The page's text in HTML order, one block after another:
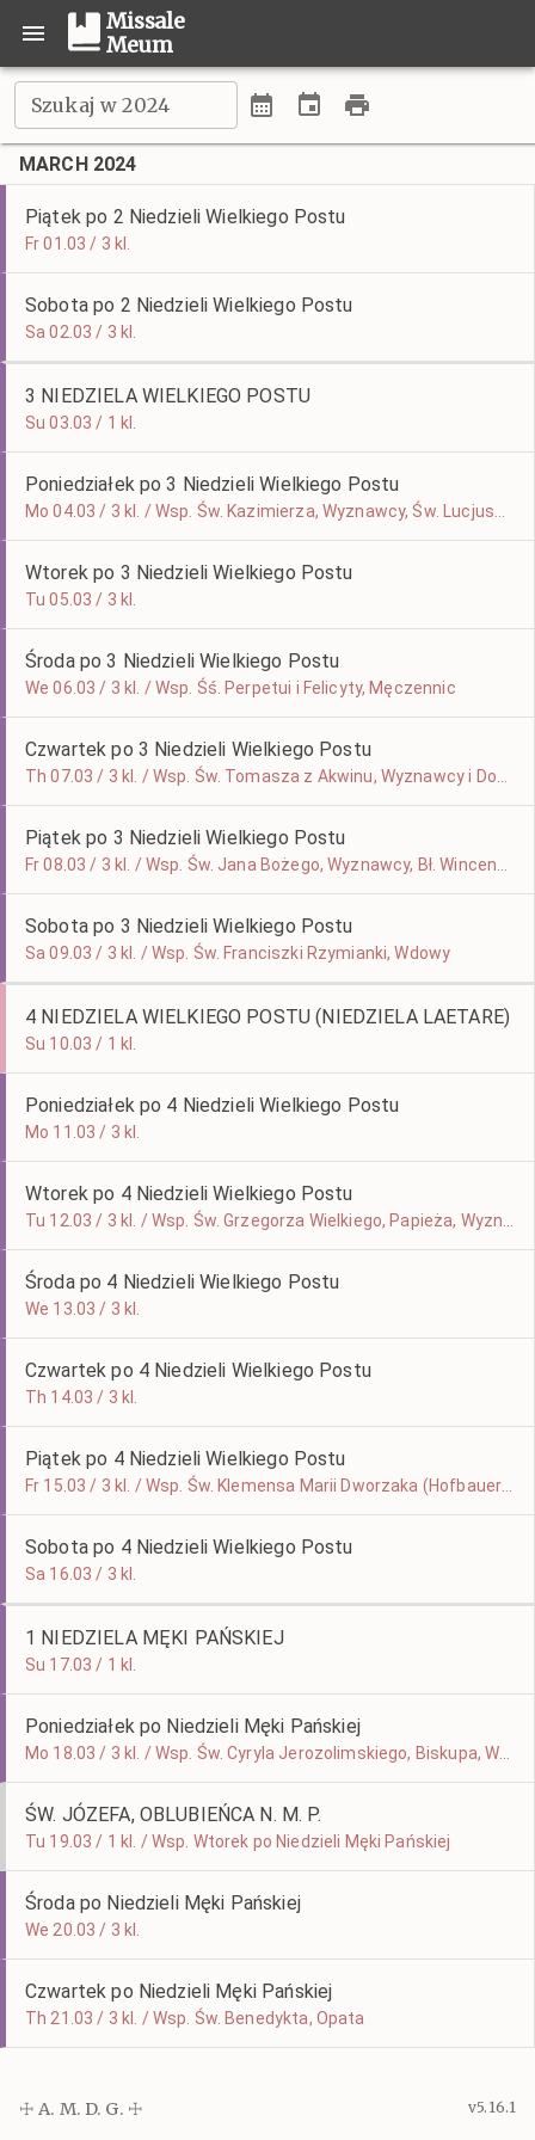
Missale
Meum
Szukaj w 2024
MARCH 2024
Piątek po 2 Niedzieli Wielkiego Postu
Fr 01.03 / 3 kl.
Sobota po 2 Niedzieli Wielkiego Postu
Sa 02.03 / 3 kl.
3 NIEDZIELA WIELKIEGO POSTU
Su 03.03 / 1 kl.
Poniedziałek po 3 Niedzieli Wielkiego Postu
Wtorek po 3 Niedzieli Wielkiego Postu
Tu 05.03 / 3 kl.
Środa po 3 Niedzieli Wielkiego Postu
We 06.03 / 3 kl. / Wsp. Śś. Perpetui i Felicyty, Męczennic
Czwartek po 3 Niedzieli Wielkiego Postu
Piątek po 3 Niedzieli Wielkiego Postu
Sobota po 3 Niedzieli Wielkiego Postu
Sa 09.03 / 3 kl. / Wsp. Św. Franciszki Rzymianki, Wdowy
4 NIEDZIELA WIELKIEGO POSTU (NIEDZIELA LAETARE)
Su 10.03 / 1 kl.
Poniedziałek po 4 Niedzieli Wielkiego Postu
Mo 11.03 / 3 kl.
Wtorek po 4 Niedzieli Wielkiego Postu
Środa po 4 Niedzieli Wielkiego Postu
We 13.03 / 3 kl.
Czwartek po 4 Niedzieli Wielkiego Postu
Th 14.03 / 3 kl.
Piątek po 4 Niedzieli Wielkiego Postu
Sobota po 4 Niedzieli Wielkiego Postu
Sa 16.03 / 3 kl.
1 NIEDZIELA MĘKI PAŃSKIEJ
Su 17.03 / 1 kl.
Poniedziałek po Niedzieli Męki Pańskiej
ŚW. JÓZEFA, OBLUBIEŃCA N. M. P.
Tu 19.03 / 1 kl. / Wsp. Wtorek po Niedzieli Męki Pańskiej
Środa po Niedzieli Męki Pańskiej
We 20.03 / 3 kl.
Czwartek po Niedzieli Męki Pańskiej
Th 21.03 / 3 kl. / Wsp. Św. Benedykta, Opata
☩ A. M. D. G. ☩ v5.16.1